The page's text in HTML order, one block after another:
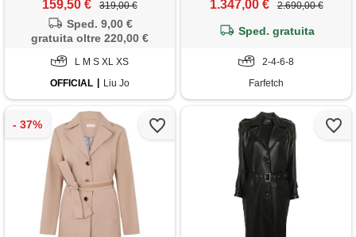
159,50 € 319,00 €
Sped. 9,00 €
gratuita oltre 220,00 €
L M S XL XS
OFFICIAL
Liu Jo
1.347,00 € 2.690,00 €
Sped. gratuita
2-4-6-8
Farfetch